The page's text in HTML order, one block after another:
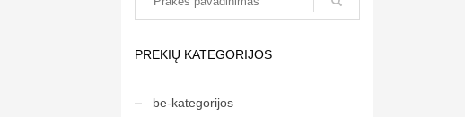
PREKIŲ KATEGORIJOS
be-kategorijos